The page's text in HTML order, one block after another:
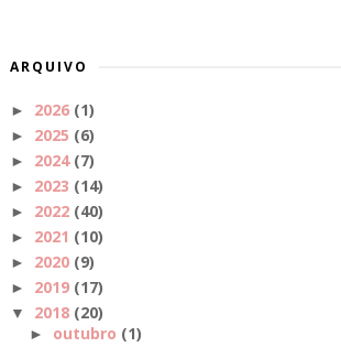
ARQUIVO
► 2026 (1)
► 2025 (6)
► 2024 (7)
► 2023 (14)
► 2022 (40)
► 2021 (10)
► 2020 (9)
► 2019 (17)
▼ 2018 (20)
► outubro (1)